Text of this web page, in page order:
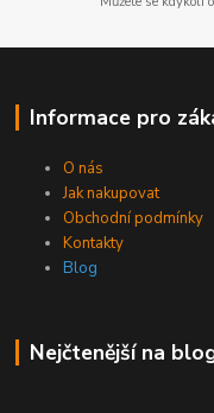
Informace pro
O nás
Jak nakupovat
Obchodní podmínky
Kontakty
Blog
Nejčtenější na